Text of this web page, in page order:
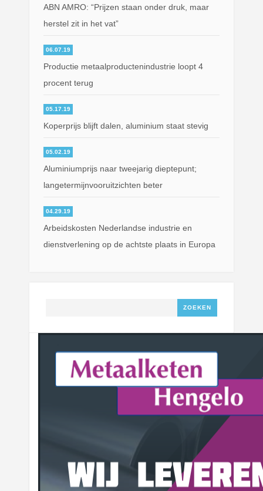
ABN AMRO: “Prijzen staan onder druk, maar
herstel zit in het vat”
06.07.19
Productie metaalproductenindustrie loopt 4
procent terug
05.17.19
Koperprijs blijft dalen, aluminium staat stevig
05.02.19
Aluminiumprijs naar tweejarig dieptepunt;
langetermijnvooruitzichten beter
04.29.19
Arbeidskosten Nederlandse industrie en
dienstverlening op de achtste plaats in Europa